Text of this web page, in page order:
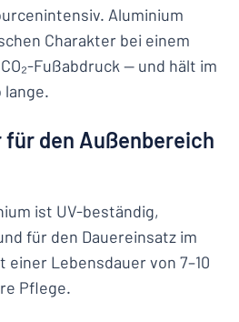
Aluminium
Charakter bei einem
Fußabdruck — und hält im
lange.
für den Außenbereich
ist UV-beständig,
für den Dauereinsatz im
Lebensdauer von 7–10
Pflege.